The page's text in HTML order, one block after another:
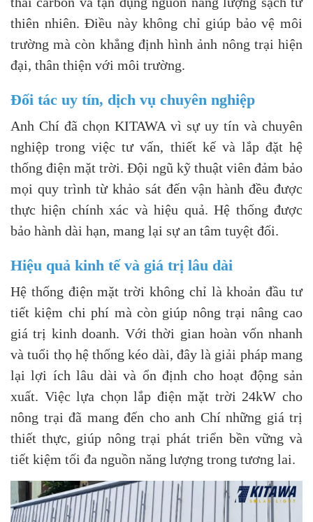
thiên nhiên. Điều này không chỉ giúp bảo vệ môi
trường mà còn khẳng định hình ảnh nông trại hiện
đại, thân thiện với môi trường.
Đối tác uy tín, dịch vụ chuyên nghiệp
Anh Chí đã chọn KITAWA vì sự uy tín và chuyên
nghiệp trong việc tư vấn, thiết kế và lắp đặt hệ
thống điện mặt trời. Đội ngũ kỹ thuật viên đảm bảo
mọi quy trình từ khảo sát đến vận hành đều được
thực hiện chính xác và hiệu quả. Hệ thống được
bảo hành dài hạn, mang lại sự an tâm tuyệt đối.
Hiệu quả kinh tế và giá trị lâu dài
Hệ thống điện mặt trời không chỉ là khoản đầu tư
tiết kiệm chi phí mà còn giúp nông trại nâng cao
giá trị kinh doanh. Với thời gian hoàn vốn nhanh
và tuổi thọ hệ thống kéo dài, đây là giải pháp mang
lại lợi ích lâu dài và ổn định cho hoạt động sản
xuất. Việc lựa chọn lắp điện mặt trời 24kW cho
nông trại đã mang đến cho anh Chí những giá trị
thiết thực, giúp nông trại phát triển bền vững và
tiết kiệm tối đa nguồn năng lượng trong tương lai.